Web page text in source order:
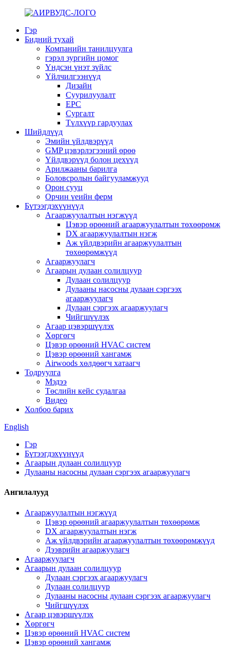
Гэр
Бидний тухай
Компанийн танилцуулга
гэрэл зургийн цомог
Үндсэн үнэт зүйлс
Үйлчилгээнүүд
Дизайн
Суурилуулалт
EPC
Сургалт
Түлхүүр гардуулах
Шийдлүүд
Эмийн үйлдвэрүүд
GMP цэвэрлэгээний өрөө
Үйлдвэрүүд болон цехүүд
Арилжааны барилга
Боловсролын байгууламжууд
Орон сууц
Орчин үеийн ферм
Бүтээгдэхүүнүүд
Агааржуулалтын нэгжүүд
Цэвэр өрөөний агааржуулалтын төхөөрөмж
DX агааржуулалтын нэгж
Аж үйлдвэрийн агааржуулалтын
төхөөрөмжүүд
Агааржуулагч
Агаарын дулаан солилцуур
Дулаан солилцуур
Дулааны насосны дулаан сэргээх
агааржуулагч
Дулаан сэргээх агааржуулагч
Чийгшүүлэх
Агаар цэвэршүүлэх
Хөргөгч
Цэвэр өрөөний HVAC систем
Цэвэр өрөөний хангамж
Airwoods хөлдөөгч хатаагч
Тодруулга
Мэдээ
Төслийн кейс судалгаа
Видео
Холбоо барих
English
Гэр
Бүтээгдэхүүнүүд
Агаарын дулаан солилцуур
Дулааны насосны дулаан сэргээх агааржуулагч
Ангилалууд
Агааржуулалтын нэгжүүд
Цэвэр өрөөний агааржуулалтын төхөөрөмж
DX агааржуулалтын нэгж
Аж үйлдвэрийн агааржуулалтын төхөөрөмжүүд
Дээврийн агааржуулагч
Агааржуулагч
Агаарын дулаан солилцуур
Дулаан сэргээх агааржуулагч
Дулаан солилцуур
Дулааны насосны дулаан сэргээх агааржуулагч
Чийгшүүлэх
Агаар цэвэршүүлэх
Хөргөгч
Цэвэр өрөөний HVAC систем
Цэвэр өрөөний хангамж